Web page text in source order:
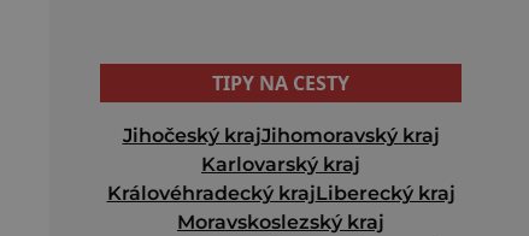
TIPY NA CESTY
Jihočeský krajJihomoravský kraj
Karlovarský kraj
Královéhradecký krajLiberecký kraj
Moravskoslezský kraj